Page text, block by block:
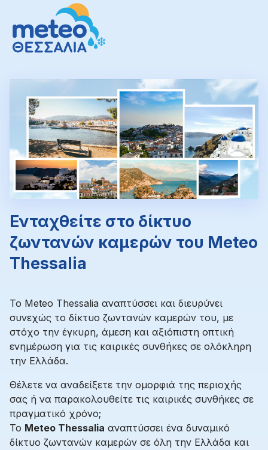
Ενταχθείτε στο δίκτυο
ζωντανών καμερών του Meteo
Thessalia
Το Meteo Thessalia αναπτύσσει και διευρύνει
συνεχώς το δίκτυο ζωντανών καμερών του, με
στόχο την έγκυρη, άμεση και αξιόπιστη οπτική
ενημέρωση για τις καιρικές συνθήκες σε ολόκληρη
την Ελλάδα.
Θέλετε να αναδείξετε την ομορφιά της περιοχής
σας ή να παρακολουθείτε τις καιρικές συνθήκες σε
πραγματικό χρόνο;
Το Meteo Thessalia αναπτύσσει ένα δυναμικό
δίκτυο ζωντανών καμερών σε όλη την Ελλάδα και